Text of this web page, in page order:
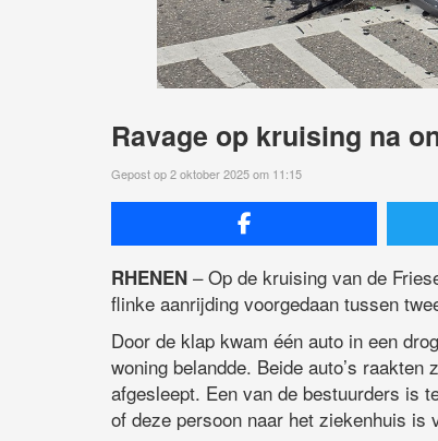
Ravage op kruising na
Gepost op 2 oktober 2025 om 11:15
RHENEN – Op de kruising van de
flinke aanrijding voorgedaan tussen
Door de klap kwam één auto in een
woning belandde. Beide auto’s
afgesleept. Een van de bestuurders is
of deze persoon naar het ziekenhuis is